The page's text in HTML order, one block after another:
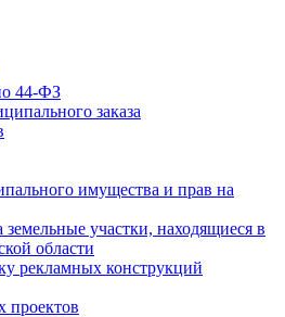
44-ФЗ
заказа
имущества и прав на
участки, находящиеся в
области
рекламных конструкций
проектов